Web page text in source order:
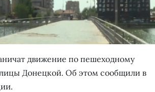
движение по пешеходному
Донецкой. Об этом сообщили в